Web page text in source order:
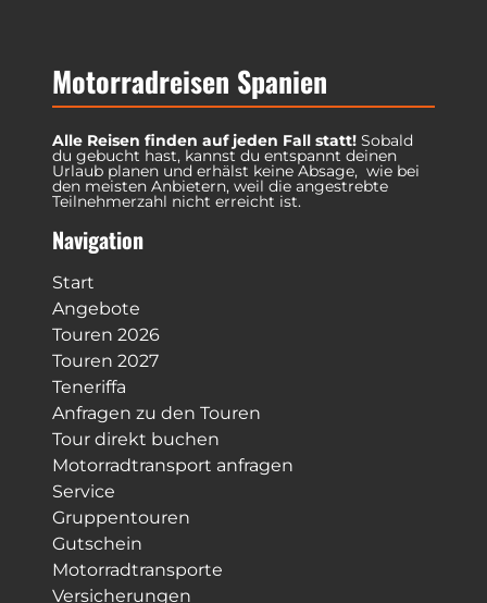
Motorradreisen Spanien
Alle Reisen finden auf jeden Fall statt! Sobald
du gebucht hast, kannst du entspannt deinen
Urlaub planen und erhälst keine Absage, wie bei
den meisten Anbietern, weil die angestrebte
Teilnehmerzahl nicht erreicht ist.
Navigation
Start
Angebote
Touren 2026
Touren 2027
Teneriffa
Anfragen zu den Touren
Tour direkt buchen
Motorradtransport anfragen
Service
Gruppentouren
Gutschein
Motorradtransporte
Versicherungen